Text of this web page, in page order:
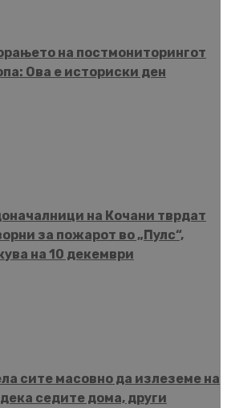
на постмониторингот
Ова е историски ден
на Кочани тврдат
за пожарот во „Пулс“,
на 10 декември
сите масовно да излеземе на
седите дома, други